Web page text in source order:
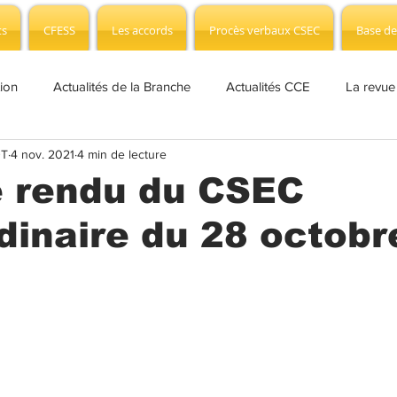
CFESS Les accords Procès verbaux CSEC Base
Actualités de la Branche Actualités CCE La
Covid-19 Actualités CSEC
presse Plan de sauvegarde CSEC Branche
rendu du CSEC
du 28
4 nov. 2021 4 min de lecture